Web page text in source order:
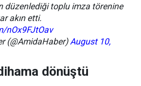
düzenlediği toplu imza törenine
akın etti.
nOx9FJtOav
(@AmidaHaber) August 10,
dönüştü